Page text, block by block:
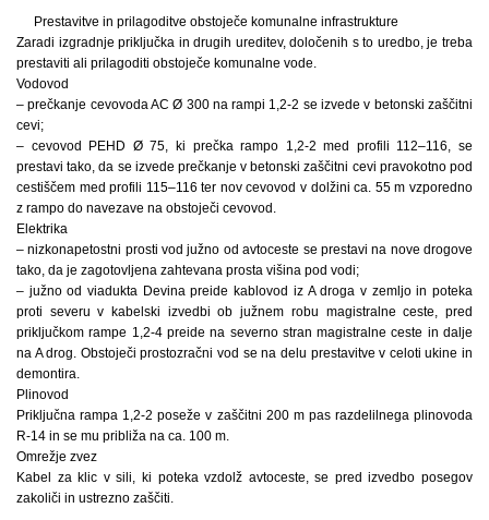
Prestavitve in prilagoditve obstoječe komunalne infrastrukture
Zaradi izgradnje priključka in drugih ureditev, določenih s to uredbo, je treba
prestaviti ali prilagoditi obstoječe komunalne vode.
Vodovod
– prečkanje cevovoda AC Ø 300 na rampi 1,2-2 se izvede v betonski zaščitni
cevi;
– cevovod PEHD Ø 75, ki prečka rampo 1,2-2 med profili 112–116, se
prestavi tako, da se izvede prečkanje v betonski zaščitni cevi pravokotno pod
cestiščem med profili 115–116 ter nov cevovod v dolžini ca. 55 m vzporedno
z rampo do navezave na obstoječi cevovod.
Elektrika
– nizkonapetostni prosti vod južno od avtoceste se prestavi na nove drogove
tako, da je zagotovljena zahtevana prosta višina pod vodi;
– južno od viadukta Devina preide kablovod iz A droga v zemljo in poteka
proti severu v kabelski izvedbi ob južnem robu magistralne ceste, pred
priključkom rampe 1,2-4 preide na severno stran magistralne ceste in dalje
na A drog. Obstoječi prostozračni vod se na delu prestavitve v celoti ukine in
demontira.
Plinovod
Priključna rampa 1,2-2 poseže v zaščitni 200 m pas razdelilnega plinovoda
R-14 in se mu približa na ca. 100 m.
Omrežje zvez
Kabel za klic v sili, ki poteka vzdolž avtoceste, se pred izvedbo posegov
zakoliči in ustrezno zaščiti.